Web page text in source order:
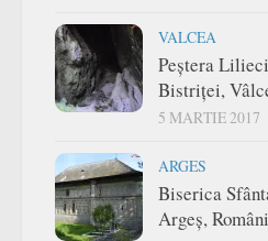
VALCEA
Peștera
Bistriței,
5 MARTIE 2017
ARGES
Biserica
Argeș,